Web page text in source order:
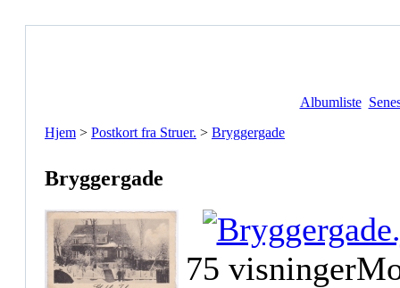
Albumliste
Hjem > Postkort fra Struer. > Bryggergade
Bryggergade
75 visninger